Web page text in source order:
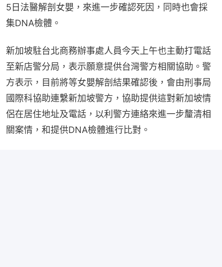
5日法醫解剖女嬰，來進一步確認死因，同時也會採
集DNA檢體。
新加坡駐台北商務辦事處人員今天上午也主動打電話
至新店警分局，表示願意提供台灣警方相關協助。警
方表示，目前將等女嬰解剖結果確認後，會由刑事局
國際科協助連繫新加坡警方，協助提供這對新加坡情
侶在居住地址及電話，以利警方連絡來進一步釐清相
關案情，和提供DNA檢體進行比對。